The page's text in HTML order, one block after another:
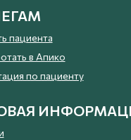
по пациенту
в Апико
пациента